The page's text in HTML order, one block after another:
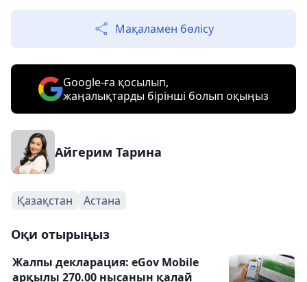
Мақаламен бөлісу
Google-ға қосылып,
жаңалықтарды бірінші болып оқыңыз
Айгерим Тарина
Қазақстан Астана
Оқи отырыңыз
Жалпы декларация: eGov Mobile
арқылы 270.00 нысанын қалай